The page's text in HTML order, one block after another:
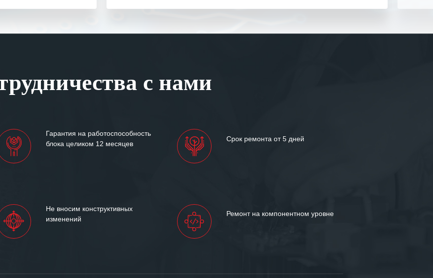
между
и процветания.
ответственного и надежного поставщика
с нами
Гарантия на работоспособность
блока целиком 12 месяцев
Срок ремонта от 5 дней
Не вносим конструктивных
изменений
Ремонт на компонентном уровне